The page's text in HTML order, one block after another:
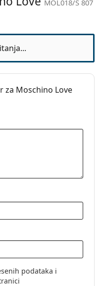
MOL018/S 807
za Moschino Love
podataka i